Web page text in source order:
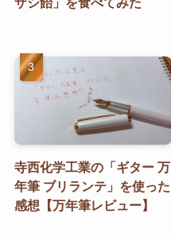
寺西化学工業の「ギター 万
年筆 ブリランテ」を使った
感想【万年筆レビュー】